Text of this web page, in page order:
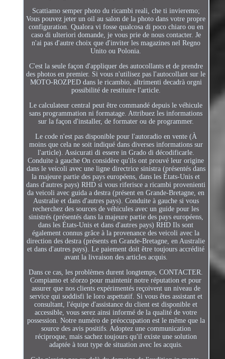
Scattiamo semper photo du ricambi reali, che ti invieremo;
Vous pouvez jeter un oil au salon de la photo dans votre propre
configuration. Qualora vi fosse qualcosa di poco chiaro ou en
caso di ulteriori domande, je vous prie de nous contacter. Je
n'ai pas d'autre choix que d'inviter les magazines nel Regno
Unito ou Polonia.
C'est la seule façon d'appliquer des autocollants et de prendre
des photos en premier. Si vous n'utilisez pas l'autocollant sur le
MOTO-ROZPED dans le ricambio, altrimenti decadrà orgni
possibilité de restituire l'article.
Le calculateur central peut être commandé depuis le véhicule
sans programmation ni formatage. Attribuez les informations
sur la façon d'installer, de formater ou de programmer.
Le code n'est pas disponible pour l'autoradio en vente (À
moins que cela ne soit indiqué dans diverses informations sur
l'article). Assicurati di essere in Grado di décodificarle.
Conduite à gauche On considère qu'ils ont prouvé leur origine
dans le veicoli avec une ligne directrice sinistra (présentés dans
la majeure partie des pays européens, dans les États-Unis et
dans d'autres pays) RHD si vous riferisce a ricambi provenienti
da veicoli avec guida a destra (présent en Grande-Bretagne, en
Australie et dans d'autres pays). Conduite à gauche si vous
recherchez des sources de véhicules avec un guide pour les
sinistrés (présentés dans la majeure partie des pays européens,
dans les États-Unis et dans d'autres pays) RHD Ils sont
également connus grâce à la provenance des veicoli avec la
direction des destra (présents en Grande-Bretagne, en Australie
et dans d'autres pays). Le paiement doit être toujours accrédité
avant la livraison des articles acquis.
Dans ce cas, les problèmes durent longtemps, CONTACTER.
Compiamo et sforzo pour maintenir notre réputation et pour
assurer que nos clients expérimentés reçoivent un niveau de
service qui soddisfi le loro aspettatif. Si vous êtes assistant et
consultant, l'équipe d'assistance du client est disponible et
accessible, vous serez ainsi informé de la qualité de votre
possession. Notre numéro de préoccupation est le même que la
source des avis positifs. Adoptez une communication
réciproque, mais sachez toujours qu'il existe une solution
adaptée à tout type de situation avec les acquis.